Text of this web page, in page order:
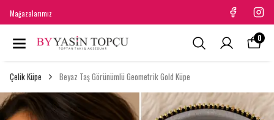
Mağazalarımız
0
Çelik Küpe Beyaz Taş Görünümlü Geometrik Gold Küpe